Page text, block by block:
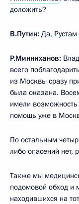
доложить?
В.Путин: Да, Рустам
Р.Минниханов:
всего
из Москвы сразу
была оказана.
имели
помощь уже в
По остальным
либо опасений нет,
Также мы
подомовой обход и
находившихся на